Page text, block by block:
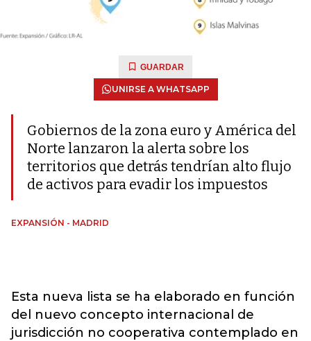
GUARDAR
UNIRSE A WHATSAPP
Gobiernos de la zona euro y América del
Norte lanzaron la alerta sobre los
territorios que detrás tendrían alto flujo
de activos para evadir los impuestos
EXPANSIÓN - MADRID
Esta nueva lista se ha elaborado en función
del nuevo concepto internacional de
jurisdicción no cooperativa contemplado en